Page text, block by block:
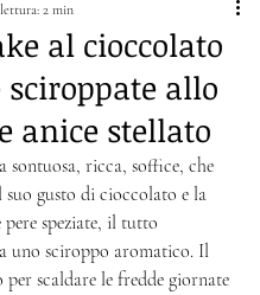
al cioccolato
sciroppate allo
anice stellato
2 min
sontuosa, ricca, soffice, che
suo gusto di cioccolato e la
pere speziate, il tutto
uno sciroppo aromatico. Il
scaldare le fredde giornate